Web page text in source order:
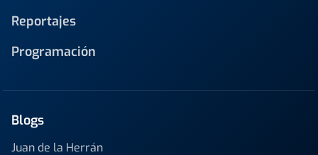
Reportajes
Programación
Blogs
Juan de la Herrán